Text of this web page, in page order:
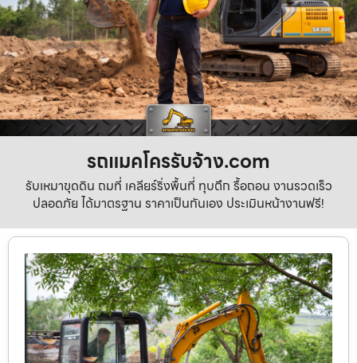
รถแมคโครรับจ้าง.com
รับเหมาขุดดิน ถมที่ เคลียร์ริ่งพื้นที่ ทุบตึก รื้อถอน งานรวดเร็ว
ปลอดภัย ได้มาตรฐาน ราคาเป็นกันเอง ประเมินหน้างานฟรี!